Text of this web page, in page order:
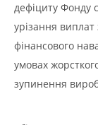
дефіциту Фонду
урізання
фінансового
умовах
зупинення